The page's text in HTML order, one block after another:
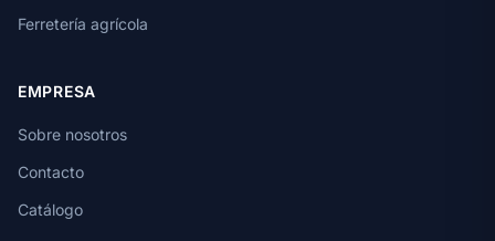
Ferretería agrícola
EMPRESA
Sobre nosotros
Contacto
Catálogo